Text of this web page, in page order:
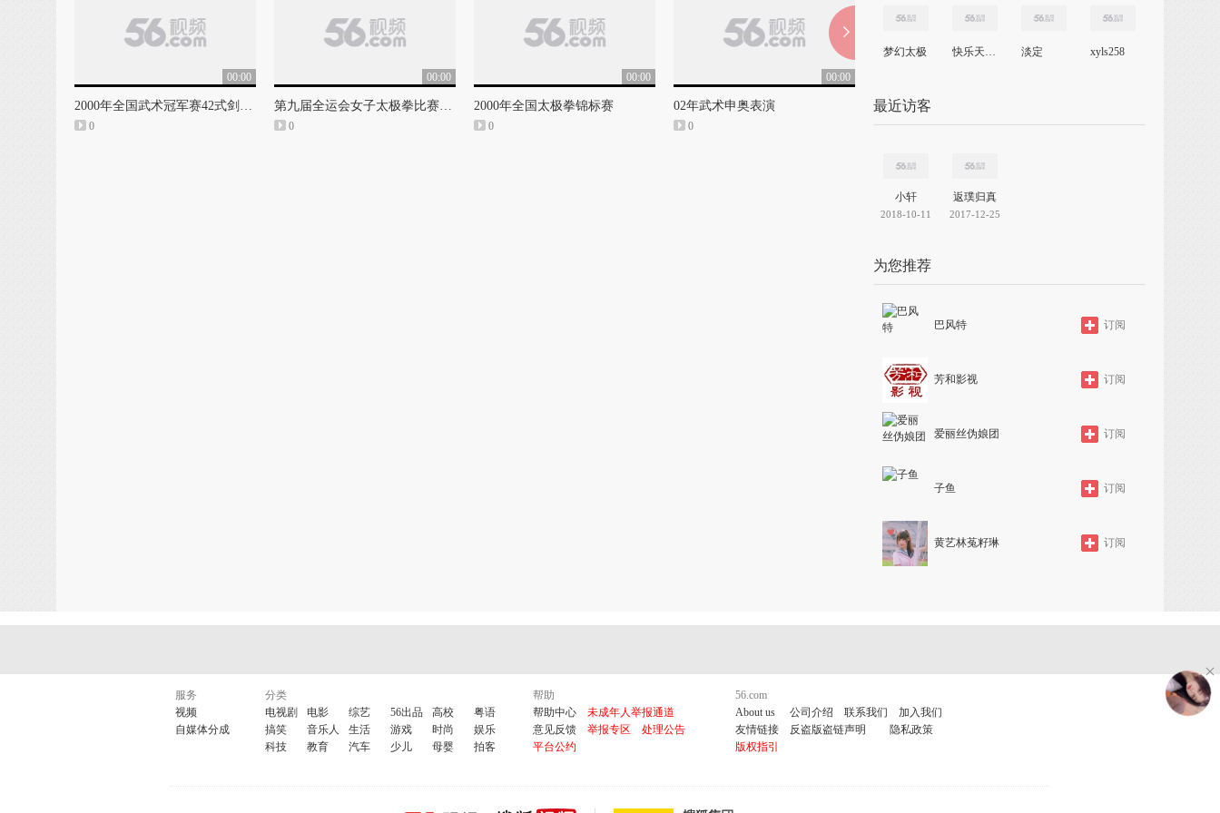
00:00
2000年全国武术冠军赛42式剑比赛实况
0
00:00
第九届全运会女子太极拳比赛录像
0
00:00
2000年全国太极拳锦标赛
0
00:00
02年武术申奥表演
0 44.6万
梦幻太极 快乐天使星 淡定 xyls258
最近访客
小轩
2018-10-11
返璞归真
2017-12-25
为您推荐
巴风特 订阅
芳和影视 订阅
爱丽丝伪娘团 订阅
子鱼 订阅
黄艺林菟籽琳 订阅
服务
视频
自媒体分成
分类
电视剧
电影 综艺 56出品 高校
粤语
搞笑
音乐人 生活 游戏 时尚
娱乐
科技
教育 汽车 少儿 母婴 拍客
帮助
帮助中心
未成年人举报通道
意见反馈
举报专区
处理公告
平台公约
56.com
About us
公司介绍 联系我们
加入我们
友情链接
反盗版盗链声明
隐私政策
版权指引